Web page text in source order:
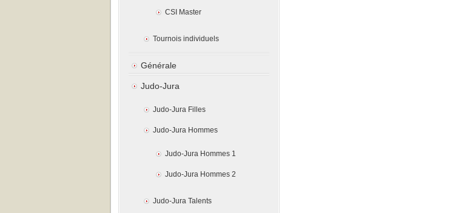
CSI Master
Tournois individuels
Générale
Judo-Jura
Judo-Jura Filles
Judo-Jura Hommes
Judo-Jura Hommes 1
Judo-Jura Hommes 2
Judo-Jura Talents